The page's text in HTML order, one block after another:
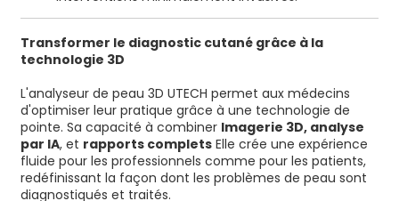
Transformer le diagnostic cutané grâce à la
technologie 3D
L'analyseur de peau 3D UTECH permet aux médecins
d'optimiser leur pratique grâce à une technologie de
pointe. Sa capacité à combiner Imagerie 3D, analyse
par IA, et rapports completsElle crée une expérience
fluide pour les professionnels comme pour les patients,
redéfinissant la façon dont les problèmes de peau sont
diagnostiqués et traités.